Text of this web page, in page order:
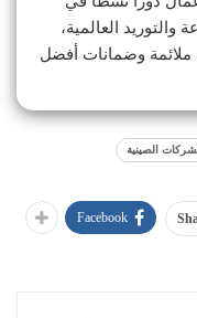
العالمية،
وضمانات أفضل
الصينية
Facebook